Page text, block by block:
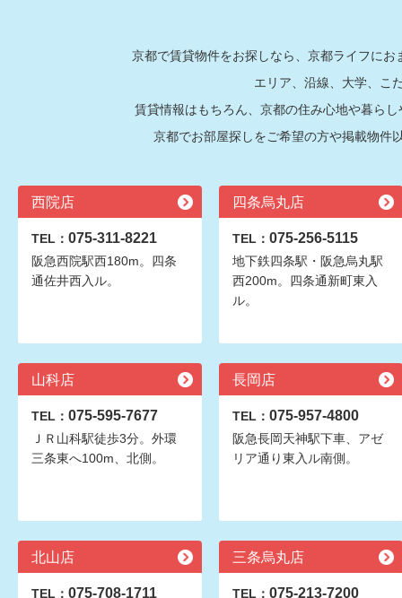
京都で賃貸物件をお探しなら、京都ライフに
エリア、沿線、大学、こ
賃貸情報はもちろん、京都の住み心地や暮ら
京都でお部屋探しをご希望の方や掲載物件
西院店
TEL： 075-311-8221
阪急西院駅西180m。四条
通佐井西入ル。
四条烏丸店
TEL： 075-256-5115
地下鉄四条駅・阪急烏丸駅
西200m。四条通新町東入
ル。
山科店
TEL： 075-595-7677
ＪＲ山科駅徒歩3分。外環
三条東へ100m、北側。
長岡店
TEL： 075-957-4800
阪急長岡天神駅下車、アゼ
リア通り東入ル南側。
北山店
TEL： 075-708-1711
三条烏丸店
TEL： 075-213-7200